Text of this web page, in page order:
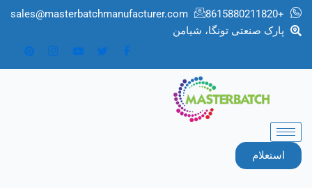
پرش
+8615880211820
sales@masterbatchmanufacturer.com
پارک صنعتی تونگا، شیامن
استعلام